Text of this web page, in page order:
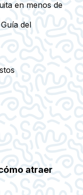
en menos de
del
atraer